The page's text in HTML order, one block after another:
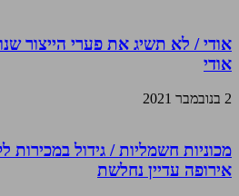
אודי / לא תשיג את פערי הייצור
אודי
2 בנובמבר 2021
מכוניות חשמליות / גידול
אירופה עדיין נחלשת